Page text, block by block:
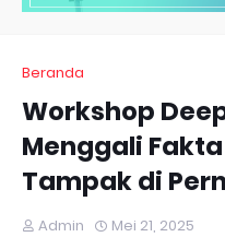
Beranda
Workshop
Menggali
Tampak di
Admin Mei 21, 2025